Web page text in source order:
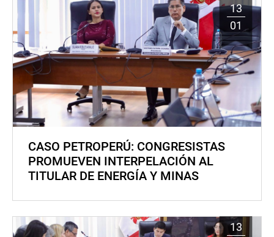
13
01
CASO PETROPERÚ: CONGRESISTAS
PROMUEVEN INTERPELACIÓN AL
TITULAR DE ENERGÍA Y MINAS
13